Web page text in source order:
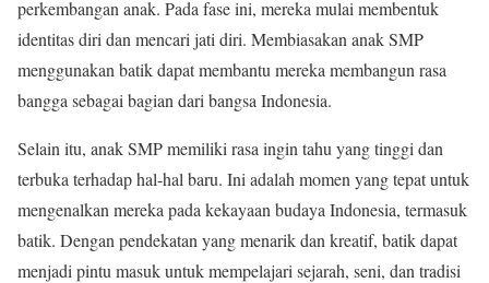
perkembangan anak. Pada fase ini, mereka mulai membentuk
identitas diri dan mencari jati diri. Membiasakan anak SMP
menggunakan batik dapat membantu mereka membangun rasa
bangga sebagai bagian dari bangsa Indonesia.
Selain itu, anak SMP memiliki rasa ingin tahu yang tinggi dan
terbuka terhadap hal-hal baru. Ini adalah momen yang tepat untuk
mengenalkan mereka pada kekayaan budaya Indonesia, termasuk
batik. Dengan pendekatan yang menarik dan kreatif, batik dapat
menjadi pintu masuk untuk mempelajari sejarah, seni, dan tradisi